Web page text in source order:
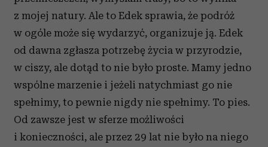
z mojej natury. Ale to Edek sprawia, że podróż
w ogóle może się wydarzyć, organizuje ją. Edek
od dawna zgłasza potrzebę życia w przyrodzie,
w ciszy, ale dotąd to nie było proste. Mamy jedno
wspólne marzenie i jeżeli natychmiast go nie
spełnimy, to pewnie nigdy nie spełnimy. To pies.
Od zawsze jest w sferze możliwości
i konieczności, ale przez 29 lat nie było na niego